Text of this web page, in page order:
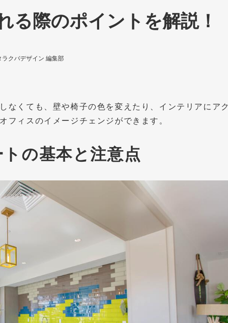
る際のポイントを解説！
ラクバデザイン 編集部
なくても、壁や椅子の色を変えたり、インテリアにアク
フィスのイメージチェンジができます。
の基本と注意点